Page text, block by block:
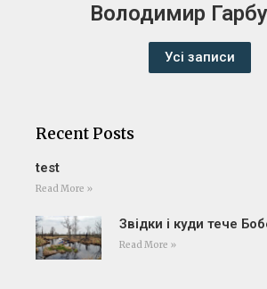
Володимир
Усі записи
Recent Posts
test
Read More »
Звідки і куди тече
Read More »